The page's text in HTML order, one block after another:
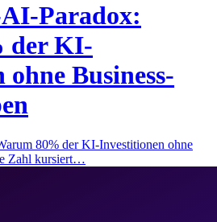
Paradox:
der KI-
Business-
80% der KI-Investitionen ohne
Zahl kursiert…